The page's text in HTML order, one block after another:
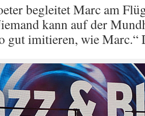
begleitet Marc am
kann auf der
gut imitieren, wie